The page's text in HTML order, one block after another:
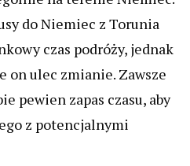
do Niemiec z Torunia
czas podróży, jednak
on ulec zmianie. Zawsze
pewien zapas czasu, aby
z potencjalnymi